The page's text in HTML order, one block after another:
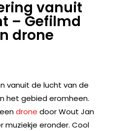
vanuit
– Gefilmd
drone
vanuit de lucht van de
het gebied eromheen.
drone door Wout Jan
muziekje eronder. Cool